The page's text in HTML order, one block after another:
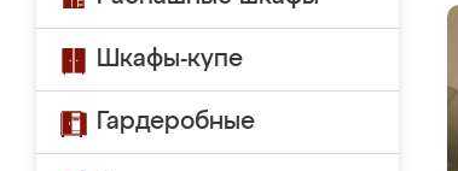
Шкафы-купе
Гардеробные